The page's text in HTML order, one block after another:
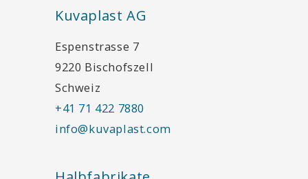
Kuvaplast AG
Espenstrasse 7
9220 Bischofszell
Schweiz
+41 71 422 7880
info@kuvaplast.com